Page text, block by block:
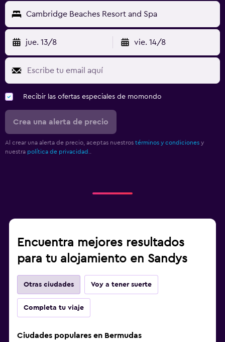
Cambridge Beaches Resort and Spa
jue. 13/8 vie. 14/8
Recibir las ofertas especiales de momondo
Crea una alerta de precio
Al crear una alerta de precio, aceptas nuestros términos y condiciones y
nuestra política de privacidad.
Encuentra mejores resultados
para tu alojamiento en Sandys
Otras ciudades Voy a tener suerte
Completa tu viaje
Ciudades populares en Bermudas